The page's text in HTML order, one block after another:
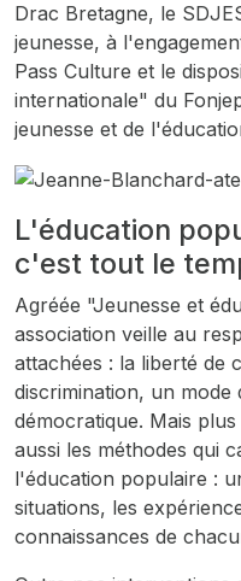
Drac Bretagne, le
jeunesse, à
Pass Culture et le
internationale" du
jeunesse et de
L'éducation
c'est tout le
Agréée "Jeunesse et
association veille au
attachées : la liberté de
discrimination, un
démocratique. Mais
aussi les méthodes qui
l'éducation populaire :
situations, les
connaissances de